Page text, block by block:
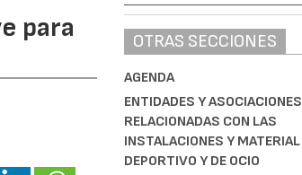
para
OTRAS SECCIONES
AGENDA
ENTIDADES Y ASOCIACIONES
RELACIONADAS CON LAS
INSTALACIONES Y MATERIAL
DEPORTIVO Y DE OCIO